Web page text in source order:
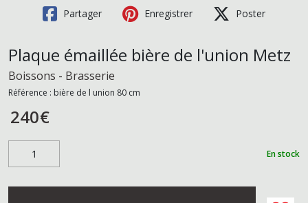
Partager Enregistrer Poster
Plaque émaillée bière de l'union Metz
Boissons - Brasserie
Référence : bière de l union 80 cm
240€
En stock